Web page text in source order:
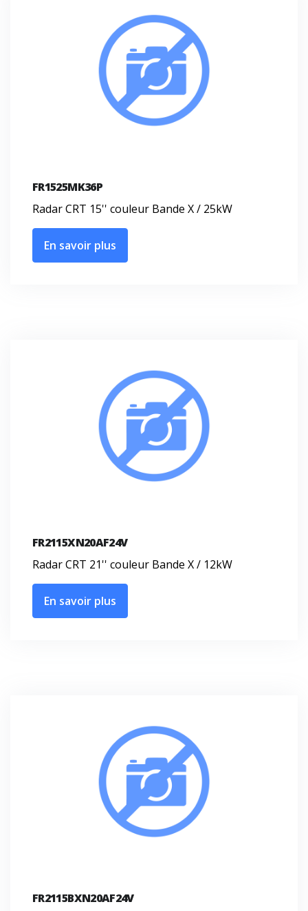
FR1525MK36P
Radar CRT 15'' couleur Bande X / 25kW
En savoir plus
FR2115XN20AF24V
Radar CRT 21'' couleur Bande X / 12kW
En savoir plus
FR2115BXN20AF24V